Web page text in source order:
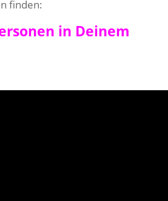
finden:
in Deinem